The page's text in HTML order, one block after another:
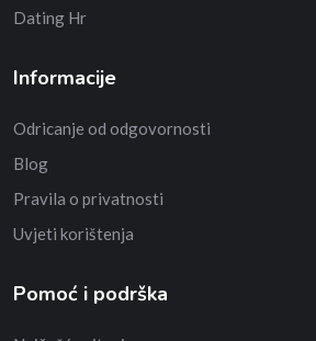
Dating Hr
Informacije
Odricanje od odgovornosti
Blog
Pravila o privatnosti
Uvjeti korištenja
Pomoć i podrška